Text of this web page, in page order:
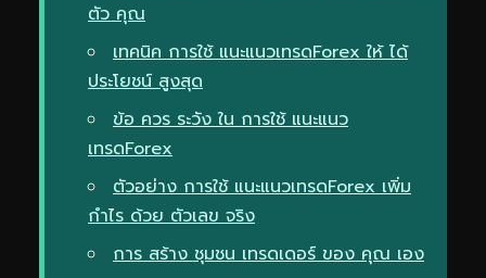
ตัว คุณ
เทคนิค การใช้ แนะแนวเทรดForex ให้ ได้
ประโยชน์ สูงสุด
ข้อ ควร ระวัง ใน การใช้ แนะแนว
เทรดForex
ตัวอย่าง การใช้ แนะแนวเทรดForex เพิ่ม
กำไร ด้วย ตัวเลข จริง
การ สร้าง ชุมชน เทรดเดอร์ ของ คุณ เอง